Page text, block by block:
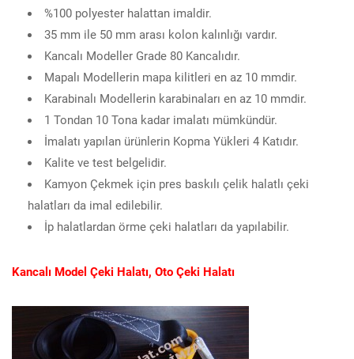
%100 polyester halattan imaldir.
35 mm ile 50 mm arası kolon kalınlığı vardır.
Kancalı Modeller Grade 80 Kancalıdır.
Mapalı Modellerin mapa kilitleri en az 10 mmdir.
Karabinalı Modellerin karabinaları en az 10 mmdir.
1 Tondan 10 Tona kadar imalatı mümkündür.
İmalatı yapılan ürünlerin Kopma Yükleri 4 Katıdır.
Kalite ve test belgelidir.
Kamyon Çekmek için pres baskılı çelik halatlı çeki
halatları da imal edilebilir.
İp halatlardan örme çeki halatları da yapılabilir.
Kancalı Model Çeki Halatı, Oto Çeki Halatı